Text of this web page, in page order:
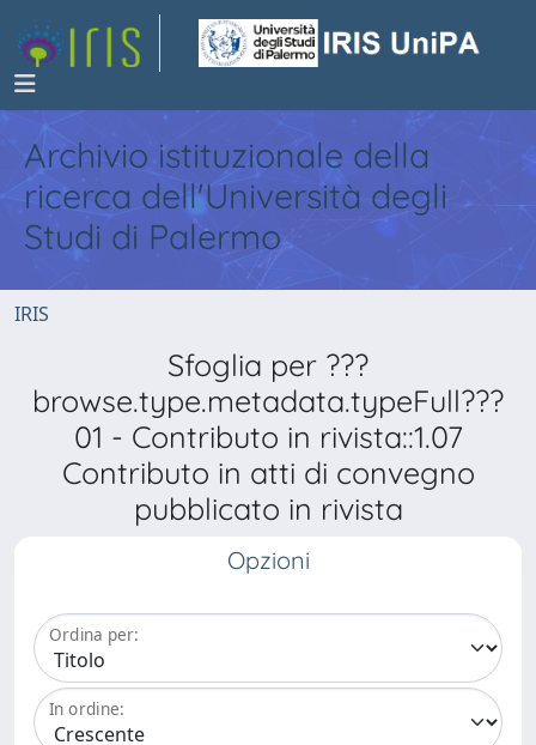
Archivio istituzionale della
ricerca dell'Università degli
Studi di Palermo
IRIS
Sfoglia per ???
browse.type.metadata.typeFull???
01 - Contributo in rivista::1.07
Contributo in atti di convegno
pubblicato in rivista
Opzioni
Ordina per:
In ordine: